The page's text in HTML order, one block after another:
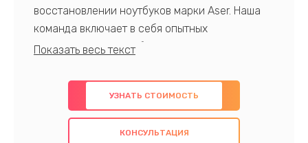
восстановлении ноутбуков марки Aser. Наша
команда включает в себя опытных
профессионалов с обширными знаниями и
предлагаем быстрый и качественный ремонт с
использованием оригинальных компонентов, а
также гарантируем качество всех
проведенных работ. Наша цель - предоставить
УЗНАТЬ СТОИМОСТЬ
КОНСУЛЬТАЦИЯ